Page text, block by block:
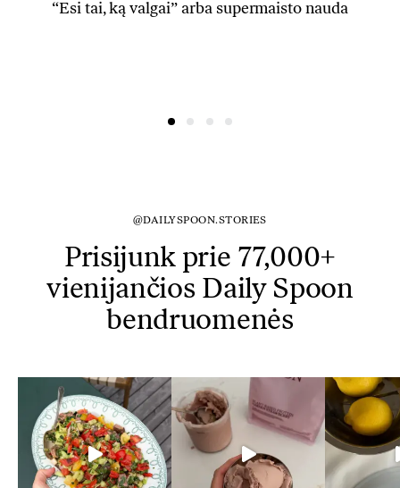
“Esi tai, ką valgai” arba supermaisto nauda
@DAILYSPOON.STORIES
Prisijunk prie 77,000+
vienijančios Daily Spoon
bendruomenės